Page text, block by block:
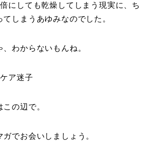
にしても乾燥してしまう現実に、ち
てしまうあゆみなのでした。
わからないもんね。
ア迷子
の辺で。
でお会いしましょう。